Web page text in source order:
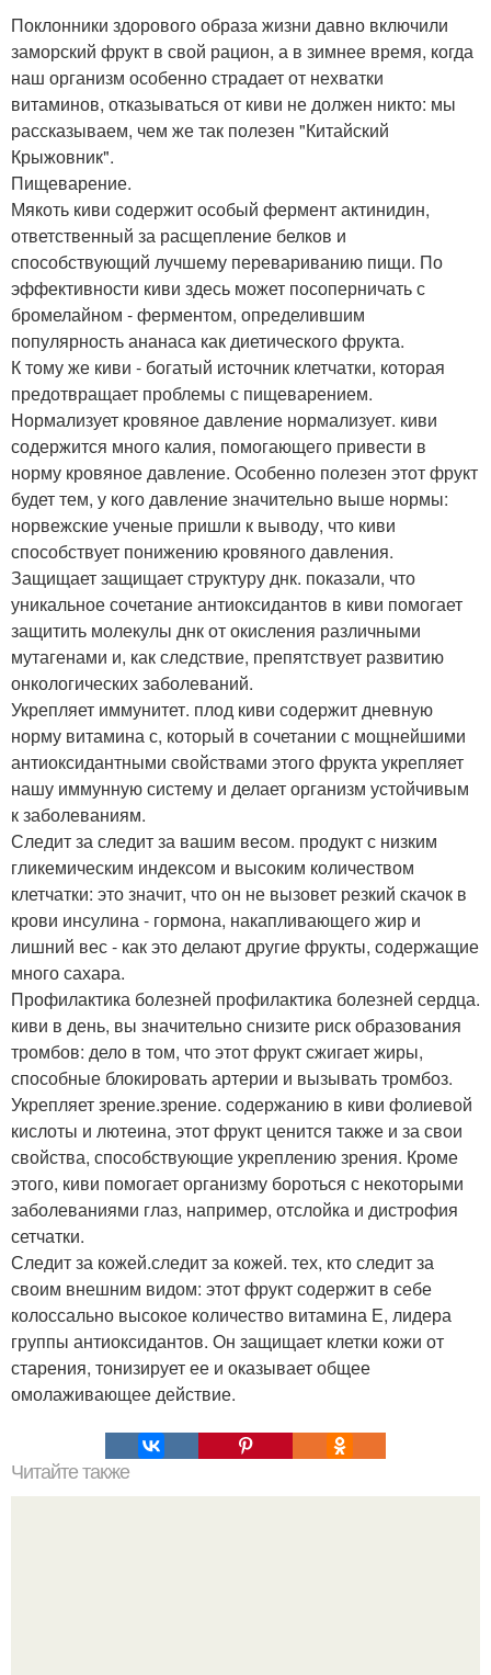
Поклонники здорового образа жизни давно включили
заморский фрукт в свой рацион, а в зимнее время, когда
наш организм особенно страдает от нехватки
витаминов, отказываться от киви не должен никто: мы
рассказываем, чем же так полезен "Китайский
Крыжовник".
Пищеварение.
Мякоть киви содержит особый фермент актинидин,
ответственный за расщепление белков и
способствующий лучшему перевариванию пищи. По
эффективности киви здесь может посоперничать с
бромелайном - ферментом, определившим
популярность ананаса как диетического фрукта.
К тому же киви - богатый источник клетчатки, которая
предотвращает проблемы с пищеварением.
Нормализует кровяное давление нормализует. киви
содержится много калия, помогающего привести в
норму кровяное давление. Особенно полезен этот фрукт
будет тем, у кого давление значительно выше нормы:
норвежские ученые пришли к выводу, что киви
способствует понижению кровяного давления.
Защищает защищает структуру днк. показали, что
уникальное сочетание антиоксидантов в киви помогает
защитить молекулы днк от окисления различными
мутагенами и, как следствие, препятствует развитию
онкологических заболеваний.
Укрепляет иммунитет. плод киви содержит дневную
норму витамина с, который в сочетании с мощнейшими
антиоксидантными свойствами этого фрукта укрепляет
нашу иммунную систему и делает организм устойчивым
к заболеваниям.
Следит за следит за вашим весом. продукт с низким
гликемическим индексом и высоким количеством
клетчатки: это значит, что он не вызовет резкий скачок в
крови инсулина - гормона, накапливающего жир и
лишний вес - как это делают другие фрукты, содержащие
много сахара.
Профилактика болезней профилактика болезней сердца.
киви в день, вы значительно снизите риск образования
тромбов: дело в том, что этот фрукт сжигает жиры,
способные блокировать артерии и вызывать тромбоз.
Укрепляет зрение.зрение. содержанию в киви фолиевой
кислоты и лютеина, этот фрукт ценится также и за свои
свойства, способствующие укреплению зрения. Кроме
этого, киви помогает организму бороться с некоторыми
заболеваниями глаз, например, отслойка и дистрофия
сетчатки.
Следит за кожей.следит за кожей. тех, кто следит за
своим внешним видом: этот фрукт содержит в себе
колоссально высокое количество витамина Е, лидера
группы антиоксидантов. Он защищает клетки кожи от
старения, тонизирует ее и оказывает общее
омолаживающее действие.
Читайте также